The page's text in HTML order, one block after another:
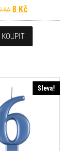
Kč Původní cena
8 Kč
KOUPIT
Sleva!